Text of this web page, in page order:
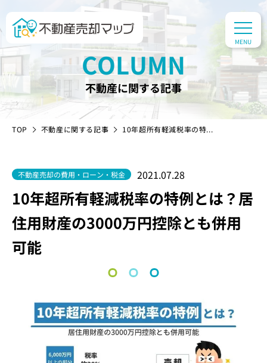
COLUMN
不動産に関する記事
TOP 不動産に関する記事 10年超所有軽減税率の特...
10年超所有軽減税率の特例とは？居
住用財産の3000万円控除とも併用
可能
不動産売却の費用・ローン・税金 2021.07.28